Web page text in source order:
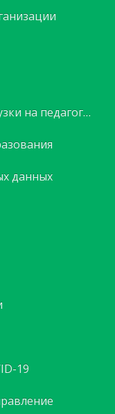
Снижение бюрократической нагрузки на педагогов
данных
19